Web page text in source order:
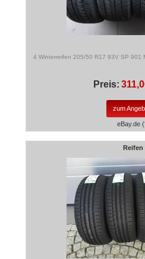
4 Winterreifen 205/50 R17 93V SP 901
Preis:
zum
eBay.de
Reifen